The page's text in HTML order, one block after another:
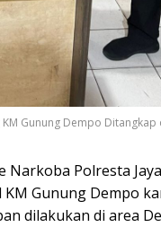
Gunung Dempo Ditangkap
Narkoba Polresta
Gunung Dempo
dilakukan di area